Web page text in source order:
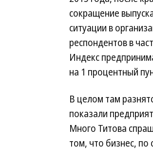
сокращение
ситуации в
респондентов в
Индекс
на 1 процентный
В целом там
показали
Много Титова
том, что бизнес,